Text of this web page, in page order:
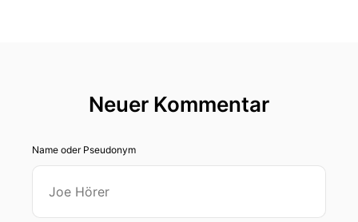
Neuer Kommentar
Name oder Pseudonym